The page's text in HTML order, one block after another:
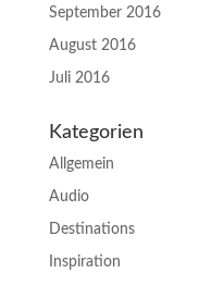
September 2016
August 2016
Juli 2016
Kategorien
Allgemein
Audio
Destinations
Inspiration